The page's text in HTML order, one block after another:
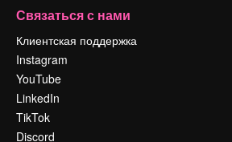
Связаться с нами
Клиентская поддержка
Instagram
YouTube
LinkedIn
TikTok
Discord